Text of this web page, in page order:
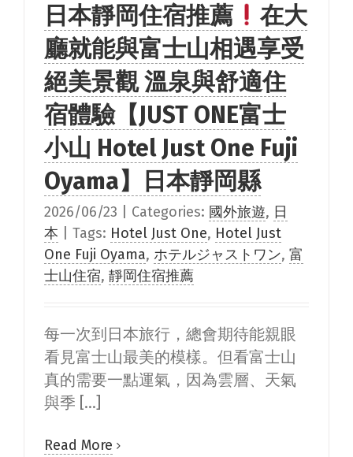
日本靜岡住宿推薦
在大
廳就能與富士山相遇享受
絕美景觀 溫泉與舒適住
宿體驗【JUST ONE富士
小山 Hotel Just One Fuji
Oyama】日本靜岡縣
2026/06/23 Categories: 國外旅遊, 日
本
Tags: Hotel Just One, Hotel Just
One Fuji Oyama, ホテルジャストワン, 富
士山住宿, 靜岡住宿推薦
每一次到日本旅行，總會期待能親眼
看見富士山最美的模樣。但看富士山
真的需要一點運氣，因為雲層、天氣
與季 [...]
Read More